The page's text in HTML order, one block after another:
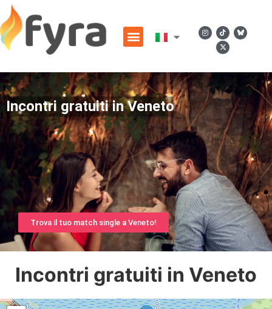
Incontri gratuiti in Veneto
Trova il tuo match single a Veneto!
Incontri gratuiti in Veneto